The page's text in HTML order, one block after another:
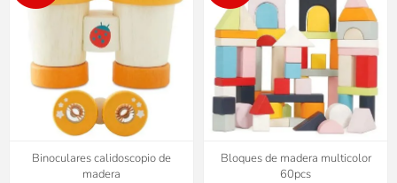
Binoculares calidoscopio de
madera
Bloques de madera multicolor
60pcs